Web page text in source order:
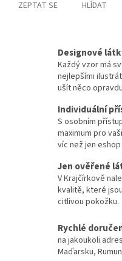
ZEPTAT SE HLÍDAT
Designové
Každý vzor má
nejlepšími
ušít něco
Individuální
S osobním
maximum pro
víc než jen
Jen ověřené
V Krajčírkově
kvalitě, které
citlivou pokožku.
Rychlé
na jakoukoli
Maďarsku,